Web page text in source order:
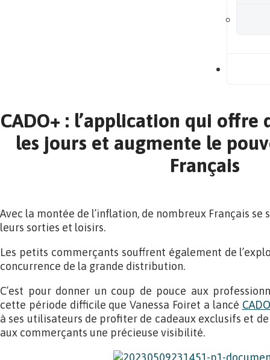
CADO+ : l’application qui offre
les jours et augmente le
Français
Avec la montée de l’inflation, de nombreux Français
leurs sorties et loisirs.
Les petits commerçants souffrent également de
concurrence de la grande distribution.
C’est pour donner un coup de pouce aux
cette période difficile que Vanessa Foiret a lancé
à ses utilisateurs de profiter de cadeaux exclusifs et
aux commerçants une précieuse visibilité.